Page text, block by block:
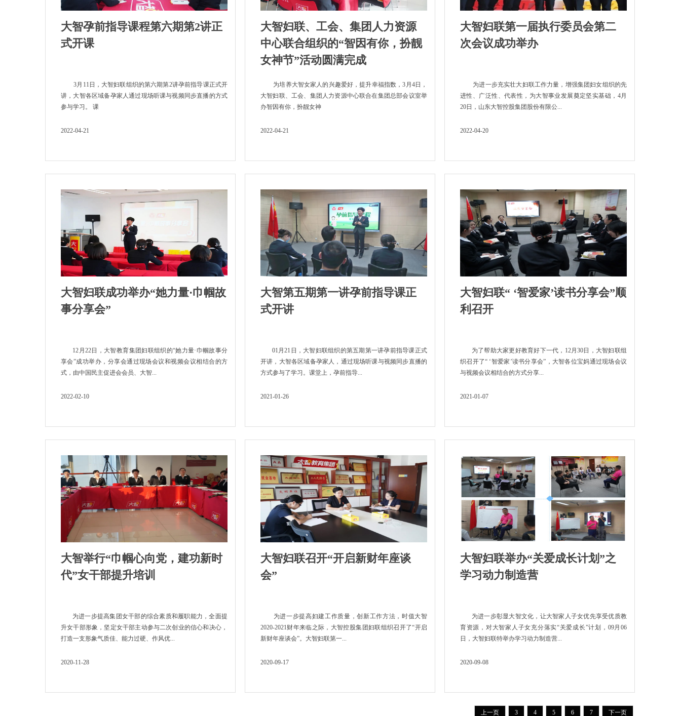
大智孕前指导课程第六期第2讲正
式开课
3月11日，大智妇联组织的第六期第2讲孕前指导课正式开
讲，大智各区域备孕家人通过现场听课与视频同步直播的方式
参与学习。 课
2022-04-21
大智妇联、工会、集团人力资源
中心联合组织的“智因有你，扮靓
女神节”活动圆满完成
为培养大智女家人的兴趣爱好，提升幸福指数，3月4日，
大智妇联、工会、集团人力资源中心联合在集团总部会议室举
办智因有你，扮靓女神
2022-04-21
大智妇联第一届执行委员会第二
次会议成功举办
为进一步充实壮大妇联工作力量，增强集团妇女组织的先
进性、广泛性、代表性，为大智事业发展奠定坚实基础，4月
20日，山东大智控股集团股份有限公...
2022-04-20
大智妇联成功举办“她力量·巾帼故
事分享会”
12月22日，大智教育集团妇联组织的“她力量·巾帼故事分
享会”成功举办，分享会通过现场会议和视频会议相结合的方
式，由中国民主促进会会员、大智...
2022-02-10
大智第五期第一讲孕前指导课正
式开讲
01月21日，大智妇联组织的第五期第一讲孕前指导课正式
开讲，大智各区域备孕家人，通过现场听课与视频同步直播的
方式参与了学习。课堂上，孕前指导...
2021-01-26
大智妇联“ ‘智爱家’读书分享会”顺
利召开
为了帮助大家更好教育好下一代，12月30日，大智妇联组
织召开了“ ‘智爱家’读书分享会”，大智各位宝妈通过现场会议
与视频会议相结合的方式分享...
2021-01-07
大智举行“巾帼心向党，建功新时
代”女干部提升培训
为进一步提高集团女干部的综合素质和履职能力，全面提
升女干部形象，坚定女干部主动参与二次创业的信心和决心，
打造一支形象气质佳、能力过硬、作风优...
2020-11-28
大智妇联召开“开启新财年座谈
会”
为进一步提高妇建工作质量，创新工作方法，时值大智
2020-2021财年来临之际，大智控股集团妇联组织召开了“开启
新财年座谈会”。大智妇联第一...
2020-09-17
大智妇联举办“关爱成长计划”之
学习动力制造营
为进一步彰显大智文化，让大智家人子女优先享受优质教
育资源，对大智家人子女充分落实“关爱成长”计划，09月06
日，大智妇联特举办学习动力制造营...
2020-09-08
上一页 3 4 5 6 7 下一页